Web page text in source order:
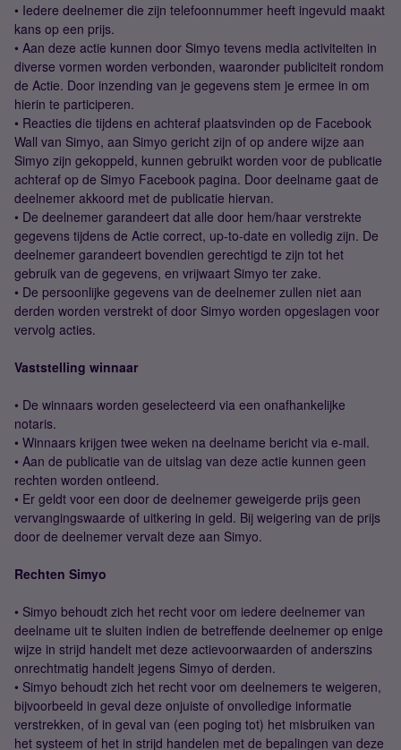
• Iedere deelnemer die zijn telefoonnummer heeft ingevuld maakt
kans op een prijs.
• Aan deze actie kunnen door Simyo tevens media activiteiten in
diverse vormen worden verbonden, waaronder publiciteit rondom
de Actie. Door inzending van je gegevens stem je ermee in om
hierin te participeren.
• Reacties die tijdens en achteraf plaatsvinden op de Facebook
Wall van Simyo, aan Simyo gericht zijn of op andere wijze aan
Simyo zijn gekoppeld, kunnen gebruikt worden voor de publicatie
achteraf op de Simyo Facebook pagina. Door deelname gaat de
deelnemer akkoord met de publicatie hiervan.
• De deelnemer garandeert dat alle door hem/haar verstrekte
gegevens tijdens de Actie correct, up-to-date en volledig zijn. De
deelnemer garandeert bovendien gerechtigd te zijn tot het
gebruik van de gegevens, en vrijwaart Simyo ter zake.
• De persoonlijke gegevens van de deelnemer zullen niet aan
derden worden verstrekt of door Simyo worden opgeslagen voor
vervolg acties.
Vaststelling winnaar
• De winnaars worden geselecteerd via een onafhankelijke
notaris.
• Winnaars krijgen twee weken na deelname bericht via e-mail.
• Aan de publicatie van de uitslag van deze actie kunnen geen
rechten worden ontleend.
• Er geldt voor een door de deelnemer geweigerde prijs geen
vervangingswaarde of uitkering in geld. Bij weigering van de prijs
door de deelnemer vervalt deze aan Simyo.
Rechten Simyo
• Simyo behoudt zich het recht voor om iedere deelnemer van
deelname uit te sluiten indien de betreffende deelnemer op enige
wijze in strijd handelt met deze actievoorwaarden of anderszins
onrechtmatig handelt jegens Simyo of derden.
• Simyo behoudt zich het recht voor om deelnemers te weigeren,
bijvoorbeeld in geval deze onjuiste of onvolledige informatie
verstrekken, of in geval van (een poging tot) het misbruiken van
het systeem of het in strijd handelen met de bepalingen van deze